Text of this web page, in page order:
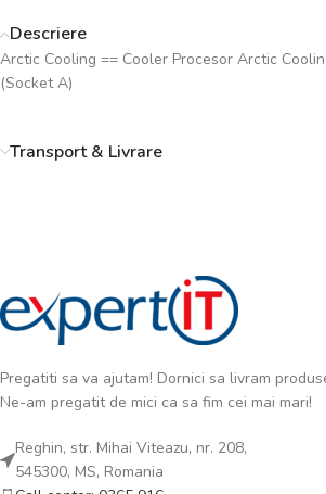
Descriere
Arctic Cooling == Cooler Procesor Arctic
(Socket A)
Transport & Livrare
Pregatiti sa va ajutam! Dornici sa livram
Ne-am pregatit de mici ca sa fim cei mai mari!
Reghin, str. Mihai Viteazu, nr. 208,
545300, MS, Romania